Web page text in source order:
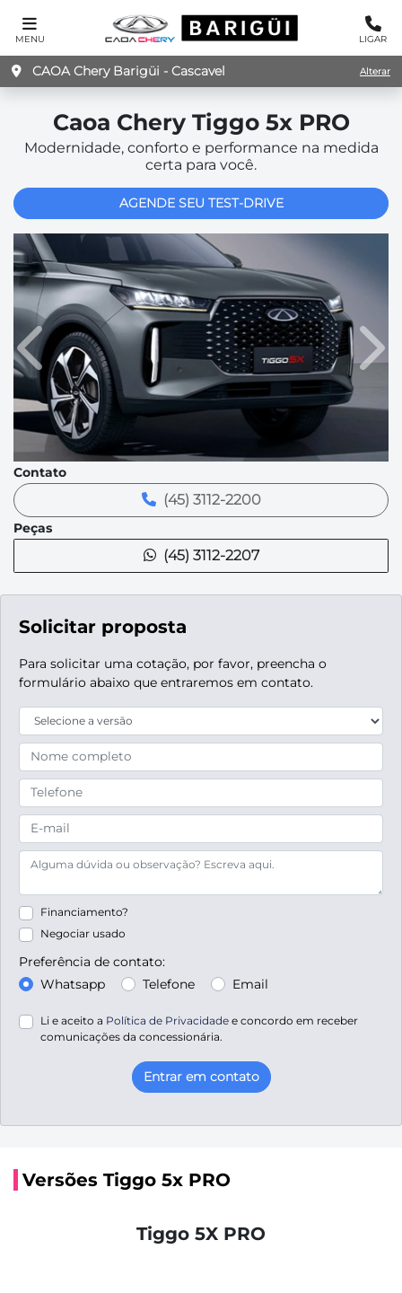
MENU LIGAR
CAOA Chery Barigüi - Cascavel Alterar
Caoa CheryTiggo 5x PRO
Modernidade, conforto e performance na medida
certa para você.
AGENDE SEU TEST-DRIVE
Solicitar proposta
Para solicitar uma cotação, por favor, preencha o
formulário abaixo que entraremos em contato.
Financiamento?
Negociar usado
Preferência de contato:
Whatsapp
Telefone Email
Li e aceito a Política de Privacidade e concordo em receber
comunicações da concessionária.
Entrar em contato
Anterior
Contato
(45) 3112-2200
Peças
(45) 3112-2207
Versões Tiggo 5x PRO
Tiggo 5X PRO